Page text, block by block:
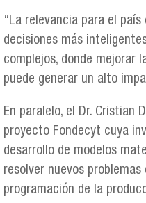
“La relevancia para el
decisiones más
complejos, donde mejorar
puede generar un alto
En paralelo, el Dr. Cristian
proyecto Fondecyt cuya
desarrollo de modelos
resolver nuevos
programación de la